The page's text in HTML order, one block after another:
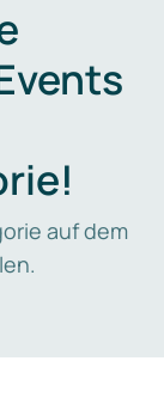
auf dem